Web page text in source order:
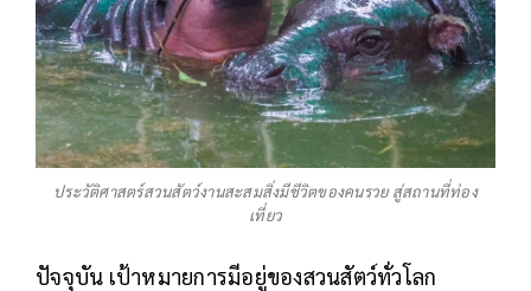
ประวัติศาสตร์สวนสัตว์งานสะสมสิ่งมีชีวิตของคนรวย สู่สถานที่ท่อง
เที่ยว
ปัจจุบัน เป้าหมายการมีอยู่ของสวนสัตว์ทั่วโลก